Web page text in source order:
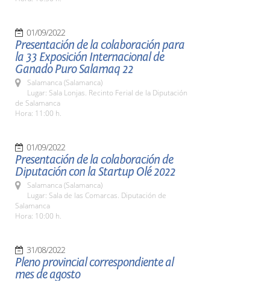
01/09/2022
Presentación de la colaboración para
la 33 Exposición Internacional de
Ganado Puro Salamaq 22
Salamanca (Salamanca)
Lugar: Sala Lonjas. Recinto Ferial de la Diputación
de Salamanca
Hora: 11:00 h.
01/09/2022
Presentación de la colaboración de
Diputación con la Startup Olé 2022
Salamanca (Salamanca)
Lugar: Sala de las Comarcas. Diputación de
Salamanca
Hora: 10:00 h.
31/08/2022
Pleno provincial correspondiente al
mes de agosto